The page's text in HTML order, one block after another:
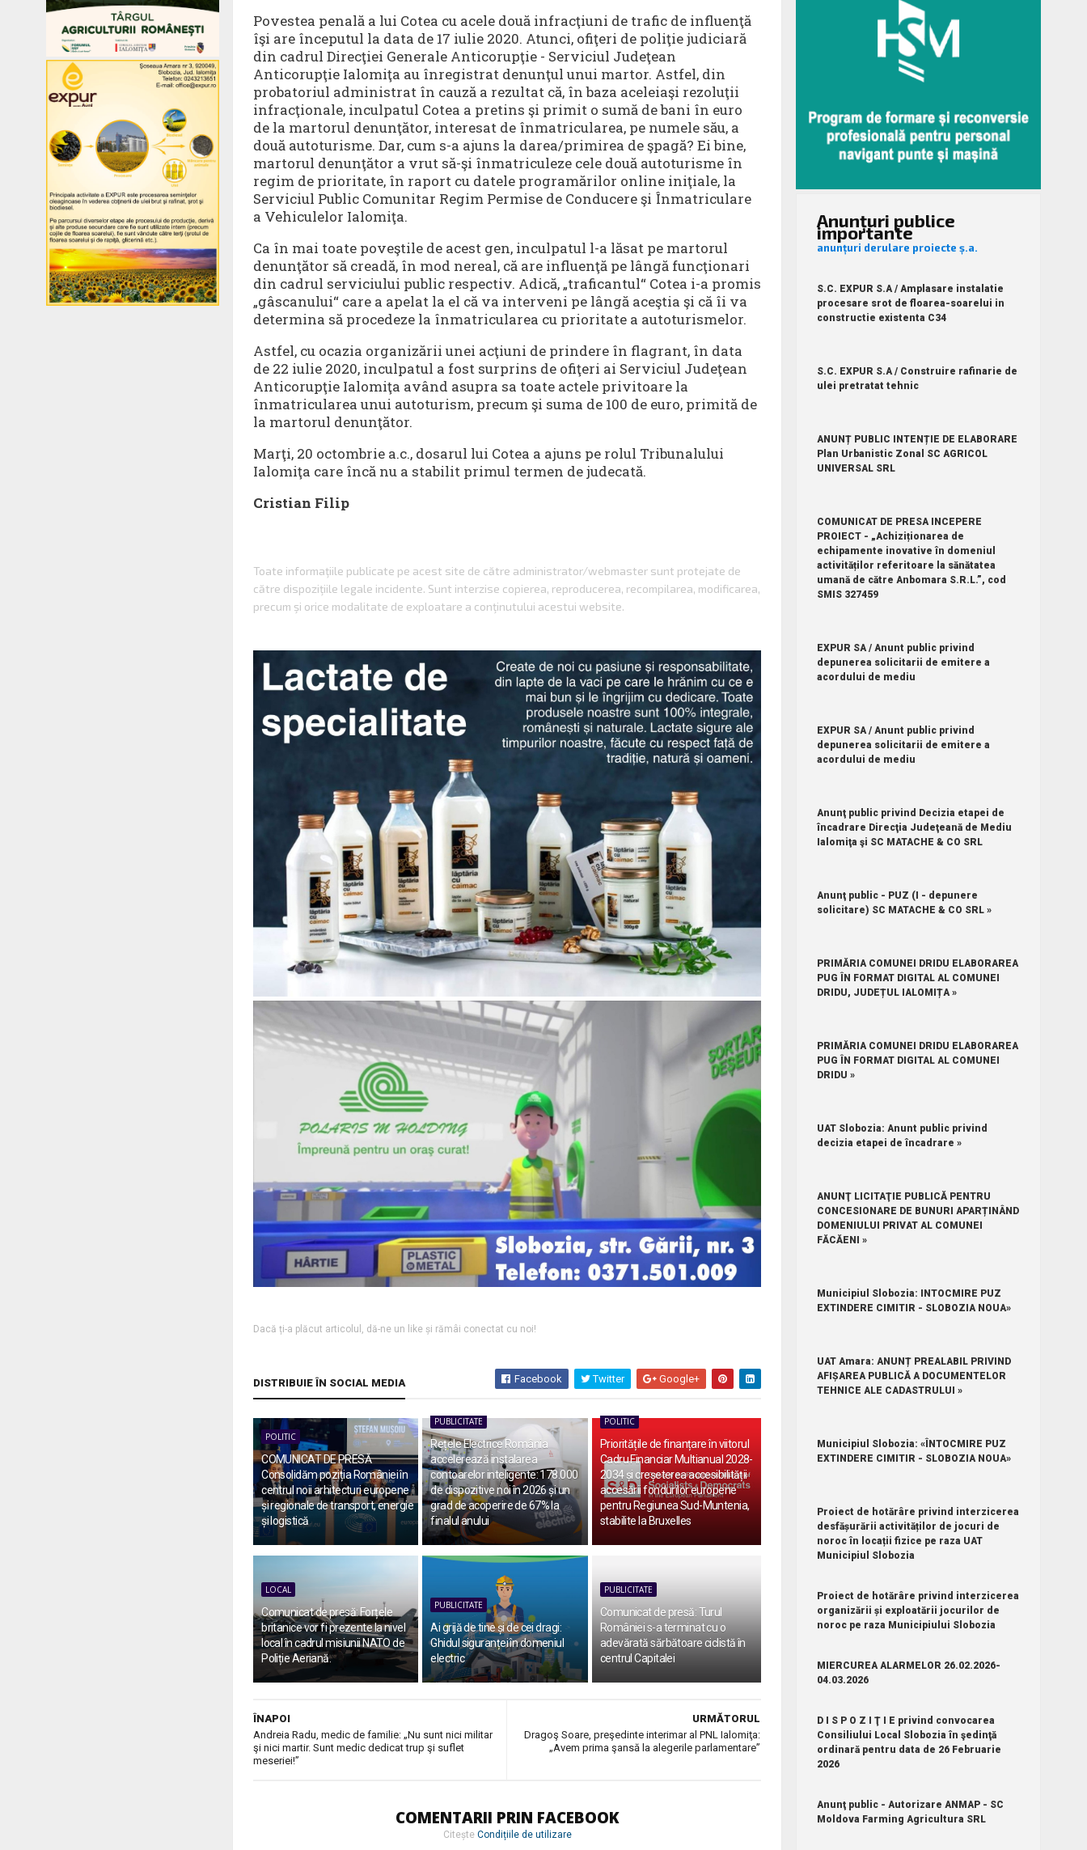
Povestea penală a lui Cotea cu acele două infracţiuni de trafic de influenţă
îşi are începutul la data de 17 iulie 2020. Atunci, ofiţeri de poliţie judiciară
din cadrul Direcţiei Generale Anticorupţie - Serviciul Judeţean
Anticorupţie Ialomiţa au înregistrat denunţul unui martor. Astfel, din
probatoriul administrat în cauză a rezultat că, în baza aceleiaşi rezoluţii
infracţionale, inculpatul Cotea a pretins şi primit o sumă de bani în euro
de la martorul denunţător, interesat de înmatricularea, pe numele său, a
două autoturisme. Dar, cum s-a ajuns la darea/primirea de şpagă? Ei bine,
martorul denunţător a vrut să-şi înmatriculeze cele două autoturisme în
regim de prioritate, în raport cu datele programărilor online iniţiale, la
Serviciul Public Comunitar Regim Permise de Conducere şi Înmatriculare
a Vehiculelor Ialomiţa.
Ca în mai toate poveştile de acest gen, inculpatul l-a lăsat pe martorul
denunţător să creadă, în mod nereal, că are influenţă pe lângă funcţionari
din cadrul serviciului public respectiv. Adică, „traficantul“ Cotea i-a promis
„gâscanului“ care a apelat la el că va interveni pe lângă aceştia şi că îi va
determina să procedeze la înmatricularea cu prioritate a autoturismelor.
Astfel, cu ocazia organizării unei acţiuni de prindere în flagrant, în data
de 22 iulie 2020, inculpatul a fost surprins de ofiţeri ai Serviciul Judeţean
Anticorupţie Ialomiţa având asupra sa toate actele privitoare la
înmatricularea unui autoturism, precum şi suma de 100 de euro, primită de
la martorul denunţător.
Marţi, 20 octombrie a.c., dosarul lui Cotea a ajuns pe rolul Tribunalului
Ialomiţa care încă nu a stabilit primul termen de judecată.
Cristian Filip
Toate informaţiile publicate pe acest site de către administrator/webmaster sunt protejate de
către dispoziţiile legale incidente. Sunt interzise copierea, reproducerea, recompilarea, modificarea,
precum şi orice modalitate de exploatare a conţinutului acestui website.
Dacă ți-a plăcut articolul, dă-ne un like și rămâi conectat cu noi!
DISTRIBUIE ÎN SOCIAL MEDIA Facebook Twitter Google+
POLITIC
COMUNICAT DE PRESĂ
Consolidăm poziția României în
centrul noii arhitecturi europene
și regionale de transport, energie
și logistică
PUBLICITATE
Rețele Electrice România
accelerează instalarea
contoarelor inteligente: 178.000
de dispozitive noi în 2026 și un
grad de acoperire de 67% la
finalul anului
POLITIC
Prioritățile de finanțare în viitorul
Cadru Financiar Multianual 2028-
2034 și creșeterea accesibilității
accesării fondurilor europene
pentru Regiunea Sud-Muntenia,
stabilite la Bruxelles
LOCAL
Comunicat de presă: Forțele
britanice vor fi prezente la nivel
local în cadrul misiunii NATO de
Poliție Aeriană.
PUBLICITATE
Ai grijă de tine și de cei dragi:
Ghidul siguranței în domeniul
electric
PUBLICITATE
Comunicat de presă: Turul
României s-a terminat cu o
adevărată sărbătoare ciclistă în
centrul Capitalei
URMĂTORUL
Dragoş Soare, preşedinte interimar al PNL Ialomiţa:
„Avem prima şansă la alegerile parlamentare”
ÎNAPOI
Andreia Radu, medic de familie: „Nu sunt nici militar
şi nici martir. Sunt medic dedicat trup şi suflet
meseriei!”
COMENTARII PRIN FACEBOOK
Citește Condițiile de utilizare
Anunțuri publice
importante
anunțuri derulare proiecte ș.a.
S.C. EXPUR S.A / Amplasare instalatie
procesare srot de floarea-soarelui in
constructie existenta C34
S.C. EXPUR S.A / Construire rafinarie de
ulei pretratat tehnic
ANUNȚ PUBLIC INTENȚIE DE ELABORARE
Plan Urbanistic Zonal SC AGRICOL
UNIVERSAL SRL
COMUNICAT DE PRESA INCEPERE
PROIECT - „Achiziționarea de
echipamente inovative în domeniul
activităților referitoare la sănătatea
umană de către Anbomara S.R.L.”, cod
SMIS 327459
EXPUR SA / Anunt public privind
depunerea solicitarii de emitere a
acordului de mediu
EXPUR SA / Anunt public privind
depunerea solicitarii de emitere a
acordului de mediu
Anunţ public privind Decizia etapei de
încadrare Direcţia Judeţeană de Mediu
Ialomiţa şi SC MATACHE & CO SRL
Anunţ public - PUZ (I - depunere
solicitare) SC MATACHE & CO SRL »
PRIMĂRIA COMUNEI DRIDU ELABORAREA
PUG ÎN FORMAT DIGITAL AL COMUNEI
DRIDU, JUDEȚUL IALOMIȚA »
PRIMĂRIA COMUNEI DRIDU ELABORAREA
PUG ÎN FORMAT DIGITAL AL COMUNEI
DRIDU »
UAT Slobozia: Anunt public privind
decizia etapei de încadrare »
ANUNŢ LICITAŢIE PUBLICĂ PENTRU
CONCESIONARE DE BUNURI APARȚINÂND
DOMENIULUI PRIVAT AL COMUNEI
FĂCĂENI »
Municipiul Slobozia: INTOCMIRE PUZ
EXTINDERE CIMITIR - SLOBOZIA NOUA»
UAT Amara: ANUNȚ PREALABIL PRIVIND
AFIȘAREA PUBLICĂ A DOCUMENTELOR
TEHNICE ALE CADASTRULUI »
Municipiul Slobozia: «ÎNTOCMIRE PUZ
EXTINDERE CIMITIR - SLOBOZIA NOUA»
Proiect de hotărâre privind interzicerea
desfășurării activităților de jocuri de
noroc în locații fizice pe raza UAT
Municipiul Slobozia
Proiect de hotărâre privind interzicerea
organizării și exploatării jocurilor de
noroc pe raza Municipiului Slobozia
MIERCUREA ALARMELOR 26.02.2026-
04.03.2026
D I S P O Z I Ţ I E privind convocarea
Consiliului Local Slobozia în şedinţă
ordinară pentru data de 26 Februarie
2026
Anunţ public - Autorizare ANMAP - SC
Moldova Farming Agricultura SRL